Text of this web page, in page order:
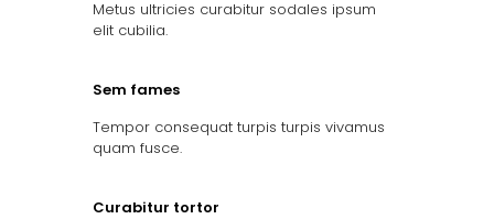
Metus ultricies curabitur sodales ipsum
elit cubilia.
Sem fames
Tempor consequat turpis turpis vivamus
quam fusce.
Curabitur tortor